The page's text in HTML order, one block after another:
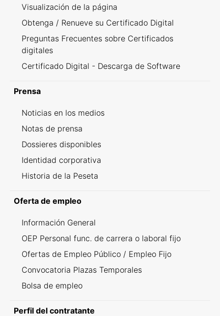
Visualización de la página
Obtenga / Renueve su Certificado Digital
Preguntas Frecuentes sobre Certificados
digitales
Certificado Digital - Descarga de Software
Prensa
Noticias en los medios
Notas de prensa
Dossieres disponibles
Identidad corporativa
Historia de la Peseta
Oferta de empleo
Información General
OEP Personal func. de carrera o laboral fijo
Ofertas de Empleo Público / Empleo Fijo
Convocatoria Plazas Temporales
Bolsa de empleo
Perfil del contratante